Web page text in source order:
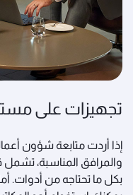
تجهيزات على
إذا أردت متابعة شؤون
والمرافق المناسبة، تشمل
بكل ما تحتاجه من أدوات.